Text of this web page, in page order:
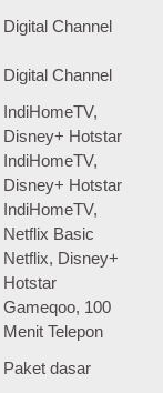
Digital Channel
Digital Channel
IndiHomeTV,
Disney+ Hotstar
IndiHomeTV,
Disney+ Hotstar
IndiHomeTV,
Netflix Basic
Netflix, Disney+
Hotstar
Gameqoo, 100
Menit Telepon
Paket dasar